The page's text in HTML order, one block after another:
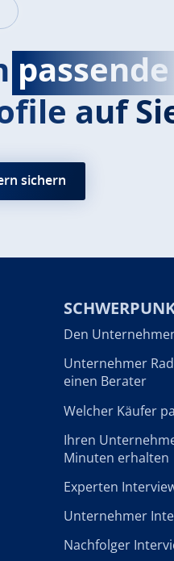
passende
auf
sichern
Den
Unternehmer
einen Berater
Welcher Käufer
Ihren
Minuten erhalten
Experten
Unternehmer
Nachfolger